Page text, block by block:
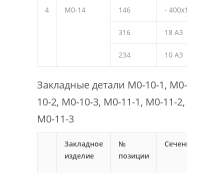
4 М0-14 146 - 400х10
316 18 А3
234 10 А3
Закладные детали М0-10-1, М0-
10-2, М0-10-3, М0-11-1, М0-11-2,
М0-11-3
Закладное
изделие
№
позиции
Сечение